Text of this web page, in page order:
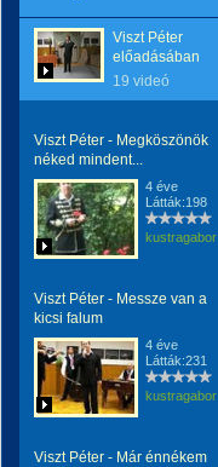
Viszt Péter
előadásában
19 videó
Viszt Péter - Megköszönök
néked mindent...
4 éve
Látták:198
kustragabor
Viszt Péter - Messze van a
kicsi falum
4 éve
Látták:231
kustragabor
Viszt Péter - Már énnékem